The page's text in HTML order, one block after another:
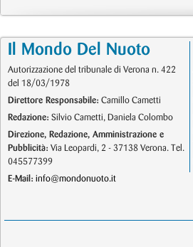
Il Mondo Del Nuoto
Autorizzazione del tribunale di Verona n. 422
del 18/03/1978
Direttore Responsabile: Camillo Cametti
Redazione: Silvio Cametti, Daniela Colombo
Direzione, Redazione, Amministrazione e
Pubblicità: Via Leopardi, 2 - 37138 Verona. Tel.
045577399
E-Mail: info@mondonuoto.it